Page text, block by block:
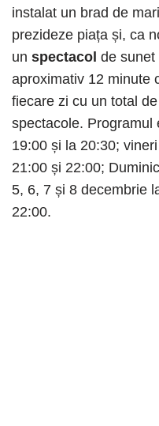
instalat un brad de
prezideze piața și, ca
un spectacol de sunet
aproximativ 12 minute
fiecare zi cu un total
spectacole. Programul
19:00 și la 20:30;
21:00 și 22:00;
5, 6, 7 și 8 decembrie
22:00.